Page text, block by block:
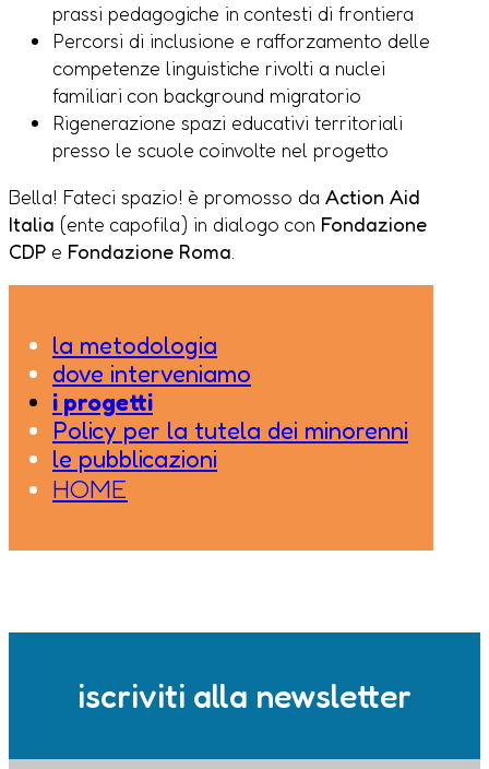
prassi pedagogiche in contesti di frontiera
Percorsi di inclusione e rafforzamento delle
competenze linguistiche rivolti a nuclei
familiari con background migratorio
Rigenerazione spazi educativi territoriali
presso le scuole coinvolte nel progetto
Bella! Fateci spazio! è promosso da Action Aid
Italia (ente capofila) in dialogo con Fondazione
CDP e Fondazione Roma
la metodologia
dove interveniamo
i progetti
Policy per la tutela dei minorenni
le pubblicazioni
HOME
iscriviti alla newsletter